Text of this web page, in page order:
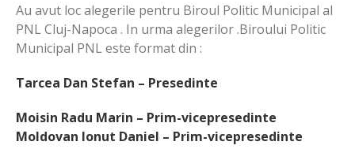
Au avut loc alegerile pentru Biroul Politic Municipal al
PNL Cluj-Napoca . In urma alegerilor .Biroului Politic
Municipal PNL este format din :
Tarcea Dan Stefan – Presedinte
Moisin Radu Marin – Prim-vicepresedinte
Moldovan Ionut Daniel – Prim-vicepresedinte